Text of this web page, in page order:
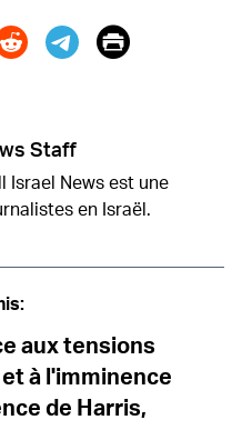
Print
Staff
Israel News est une
en Israël.
aux tensions
à l'imminence
de Harris,